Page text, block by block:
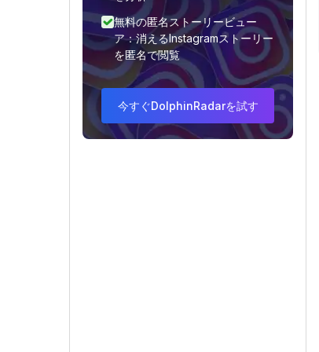
無料の匿名ストーリービュー
ア：消えるInstagramストーリー
を匿名で閲覧
今すぐDolphinRadarを試す